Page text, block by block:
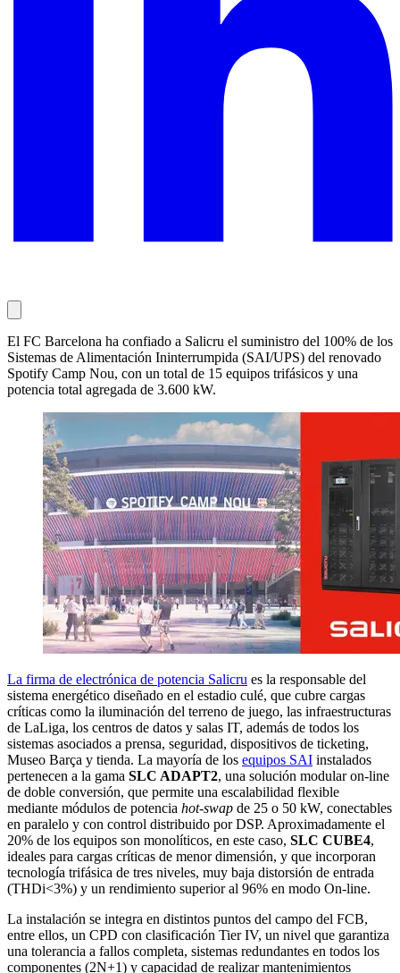
El FC Barcelona ha confiado a Salicru el suministro del 100% de los
Sistemas de Alimentación Ininterrumpida (SAI/UPS) del renovado
Spotify Camp Nou, con un total de 15 equipos trifásicos y una
potencia total agregada de 3.600 kW.
La firma de electrónica de potencia Salicru es la responsable del
sistema energético diseñado en el estadio culé, que cubre cargas
críticas como la iluminación del terreno de juego, las infraestructuras
de LaLiga, los centros de datos y salas IT, además de todos los
sistemas asociados a prensa, seguridad, dispositivos de ticketing,
Museo Barça y tienda. La mayoría de los equipos SAI instalados
pertenecen a la gama SLC ADAPT2, una solución modular on-line
de doble conversión, que permite una escalabilidad flexible
mediante módulos de potencia hot-swap de 25 o 50 kW, conectables
en paralelo y con control distribuido por DSP. Aproximadamente el
20% de los equipos son monolíticos, en este caso, SLC CUBE4,
ideales para cargas críticas de menor dimensión, y que incorporan
tecnología trifásica de tres niveles, muy baja distorsión de entrada
(THDi<3%) y un rendimiento superior al 96% en modo On-line.
La instalación se integra en distintos puntos del campo del FCB,
entre ellos, un CPD con clasificación Tier IV, un nivel que garantiza
una tolerancia a fallos completa, sistemas redundantes en todos los
componentes (2N+1) y capacidad de realizar mantenimientos